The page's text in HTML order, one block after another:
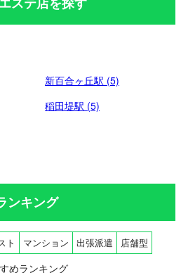
新百合ヶ丘駅 (5)
稲田堤駅 (5)
ンキング
ト マンション 出張派遣 店舗型
めランキング